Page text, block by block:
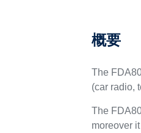
概要
The
(car radio,
The
moreover